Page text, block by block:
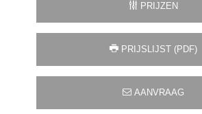
PRIJZEN
PRIJSLIJST (PDF)
AANVRAAG